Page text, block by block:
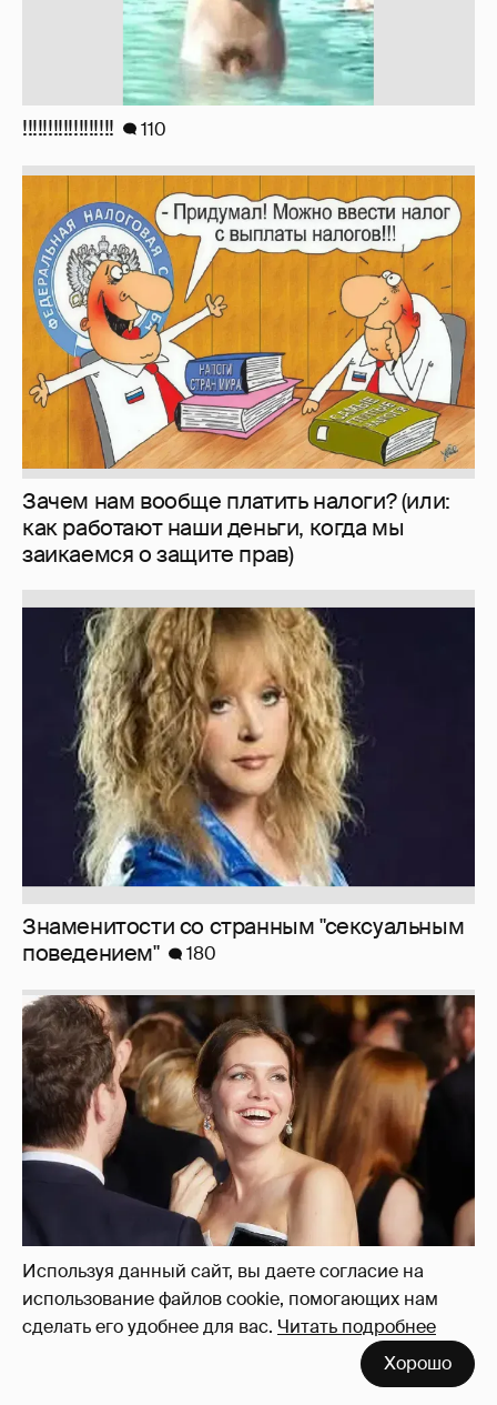
Используя данный сайт, вы даете согласие на
использование файлов cookie, помогающих нам
сделать его удобнее для вас. Читать подробнее
Хорошо
!!!!!!!!!!!!!!!!!! 110
Зачем нам вообще платить налоги? (или:
как работают наши деньги, когда мы
заикаемся о защите прав)
Знаменитости со странным "сексуальным
поведением"
180
Миро и Холина о Жуковой 138